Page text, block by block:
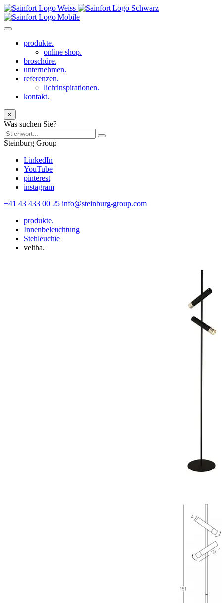
produkte.
online shop.
broschüre.
unternehmen.
referenzen.
lichtinspirationen.
kontakt.
×
Was suchen Sie?
Steinburg Group
LinkedIn
YouTube
pinterest
instagram
+41 43 433 00 25 info@steinburg-group.com
produkte.
Innenbeleuchtung
Stehleuchte
veltha.